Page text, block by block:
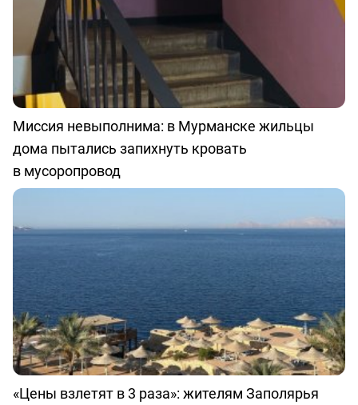
Миссия невыполнима: в Мурманске жильцы
дома пытались запихнуть кровать
в мусоропровод
«Цены взлетят в 3 раза»: жителям Заполярья